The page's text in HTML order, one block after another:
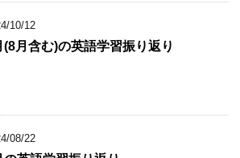
10/12
(8月含む)の英語学習振り返り
08/22